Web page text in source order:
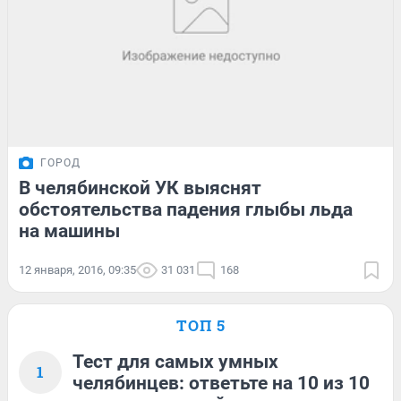
ГОРОД
В челябинской УК выяснят
обстоятельства падения глыбы льда
на машины
12 января, 2016, 09:35 31 031 168
ТОП 5
1
Тест для самых умных
челябинцев: ответьте на 10 из 10